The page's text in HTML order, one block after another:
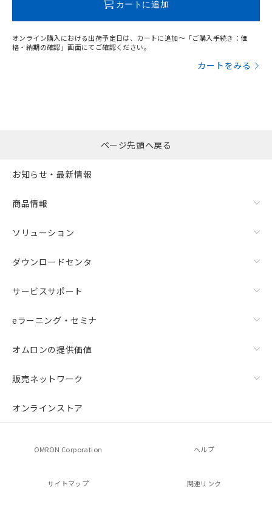
カートに追加
オンライン購入における出荷予定日は、カートに追加～「ご購入手続き：価
格・納期の確認」画面にてご確認ください。
カートをみる
ページ先頭へ戻る
お知らせ・最新情報
商品情報
ソリューション
ダウンロードセンタ
サービスサポート
eラーニング・セミナ
オムロンの提供価値
販売ネットワーク
オンラインストア
OMRON Corporation ヘルプ
サイトマップ 関連リンク